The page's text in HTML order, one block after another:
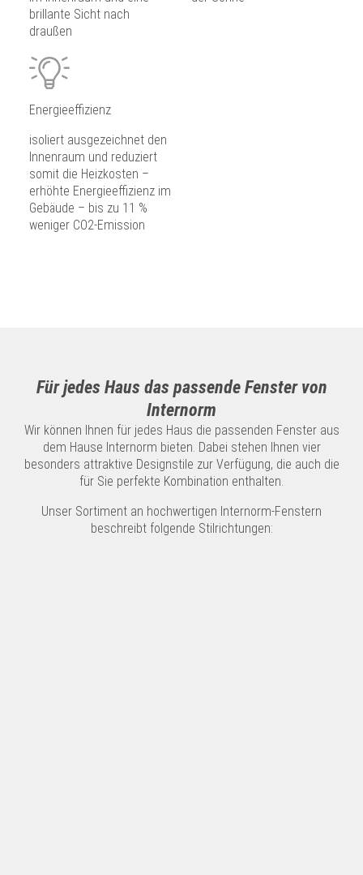
brillante Sicht nach
draußen
Energieeffizienz
isoliert ausgezeichnet den
Innenraum und reduziert
somit die Heizkosten –
erhöhte Energieeffizienz im
Gebäude – bis zu 11 %
weniger CO2-Emission
Für jedes Haus das passende Fenster von
Internorm
Wir können Ihnen für jedes Haus die passenden Fenster aus
dem Hause Internorm bieten. Dabei stehen Ihnen vier
besonders attraktive Designstile zur Verfügung, die auch die
für Sie perfekte Kombination enthalten.
Unser Sortiment an hochwertigen Internorm-Fenstern
beschreibt folgende Stilrichtungen: